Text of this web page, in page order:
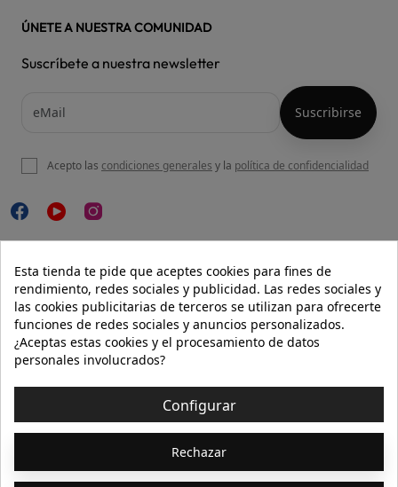
NUESTRA WEB
AYUDA
INFORMACIÓN 
ÚNETE A NUESTRA COMUNIDAD
Suscríbete a nuestra newsletter
Acepto las condiciones generales y la política de confidencialidad
Esta tienda te pide que aceptes cookies para fines de
rendimiento, redes sociales y publicidad. Las redes sociales y
las cookies publicitarias de terceros se utilizan para ofrecerte
funciones de redes sociales y anuncios personalizados.
¿Aceptas estas cookies y el procesamiento de datos
personales involucrados?
Configurar
Rechazar